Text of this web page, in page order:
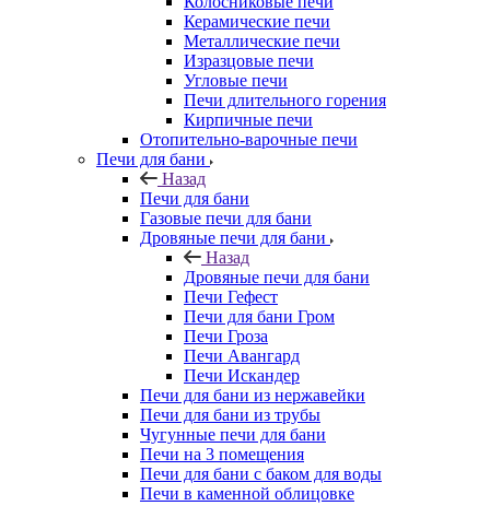
Керамические печи
Металлические печи
Изразцовые печи
Угловые печи
Печи длительного горения
Кирпичные печи
Отопительно-варочные печи
Печи для бани
Назад
Печи для бани
Газовые печи для бани
Дровяные печи для бани
Назад
Дровяные печи для бани
Печи Гефест
Печи для бани Гром
Печи Гроза
Печи Авангард
Печи Искандер
Печи для бани из нержавейки
Печи для бани из трубы
Чугунные печи для бани
Печи на 3 помещения
Печи для бани с баком для воды
Печи в каменной облицовке